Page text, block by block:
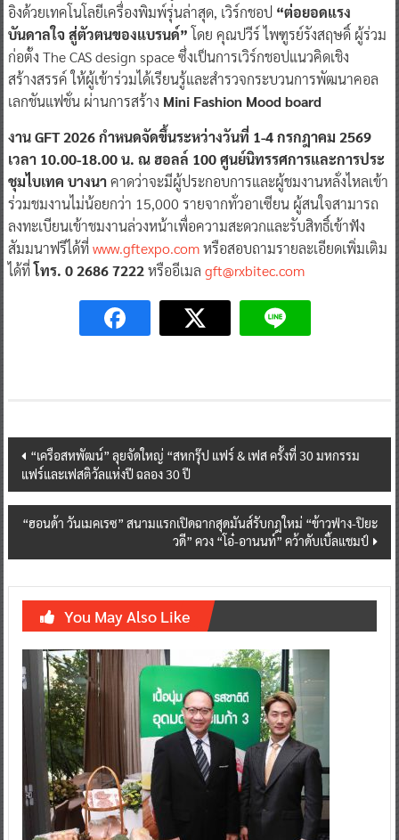
อิงด้วยเทคโนโลยีเครื่องพิมพ์รุ่นล่าสุด, เวิร์กชอป “ต่อยอดแรง
บันดาลใจ สู่ตัวตนของแบรนด์” โดย คุณปวีร์ ไพฑูรย์รังสฤษดิ์ ผู้ร่วม
ก่อตั้ง The CAS design space ซึ่งเป็นการเวิร์กชอปแนวคิดเชิง
สร้างสรรค์ ให้ผู้เข้าร่วมได้เรียนรู้และสำรวจกระบวนการพัฒนาคอล
เลกชันแฟชั่น ผ่านการสร้าง Mini Fashion Mood board
งาน GFT 2026 กำหนดจัดขึ้นระหว่างวันที่ 1-4 กรกฎาคม 2569
เวลา 10.00-18.00 น. ณ ฮอลล์ 100 ศูนย์นิทรรศการและการประ
ชุมไบเทค บางนาคาดว่าจะมีผู้ประกอบการและผู้ชมงานหลั่งไหลเข้า
ร่วมชมงานไม่น้อยกว่า 15,000 รายจากทั่วอาเซียน ผู้สนใจสามารถ
ลงทะเบียนเข้าชมงานล่วงหน้าเพื่อความสะดวกและรับสิทธิ์เข้าฟัง
สัมมนาฟรีได้ที่www.gftexpo.comหรือสอบถามรายละเอียดเพิ่มเติม
ได้ที่โทร. 0 2686 7222หรืออีเมล gft@rxbitec.com
Post
navigation
“เครือสหพัฒน์” ลุยจัดใหญ่ “สหกรุ๊ป แฟร์ & เฟส ครั้งที่ 30 มหกรรม
แฟร์และเฟสติวัลแห่งปี ฉลอง 30 ปี
“ฮอนด้า วันเมคเรซ” สนามแรกเปิดฉากสุดมันส์รับกฎใหม่ “ข้าวฟ่าง-ปิยะ
วดี” ควง “โอ๋-อานนท์” คว้าดับเบิ้ลแชมป์
You May Also Like